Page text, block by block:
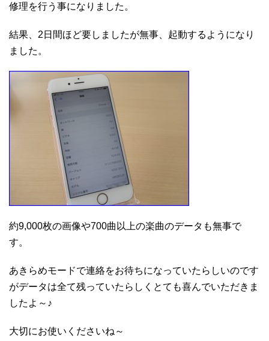
修理を行う事になりました。
結果、2日間ほど要しましたが無事、起動するようになり
ました。
約9,000枚の画像や700曲以上の楽曲のデータも無事で
す。
あきらめモードで連絡をお待ちになっていたらしいのです
がデータは全て残っていたらしくとても喜んでいただきま
したよ～♪
大切にお使いくださいね～